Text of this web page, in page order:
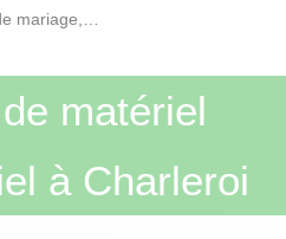
mariage,…
matériel
à Charleroi